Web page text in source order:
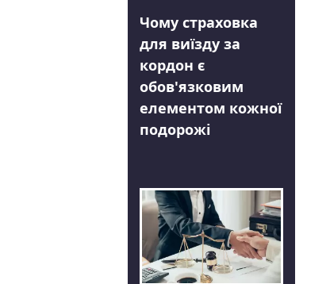
Чому страховка
для виїзду за
кордон є
обов'язковим
елементом кожної
подорожі